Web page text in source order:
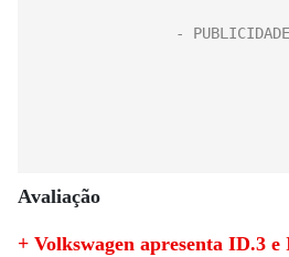
Avaliação
+ Volkswagen apresenta ID.3